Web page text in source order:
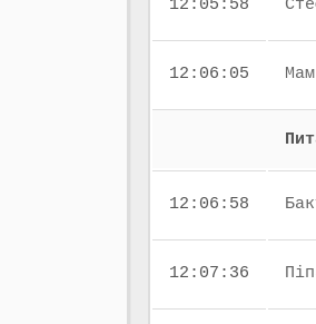
12:05:58
12:06:05
12:06:58
12:07:36